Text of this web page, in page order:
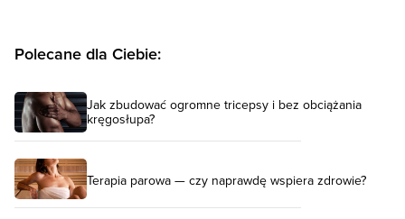
Polecane dla Ciebie:
Jak zbudować ogromne tricepsy i bez obciążania
kręgosłupa?
Terapia parowa — czy naprawdę wspiera zdrowie?